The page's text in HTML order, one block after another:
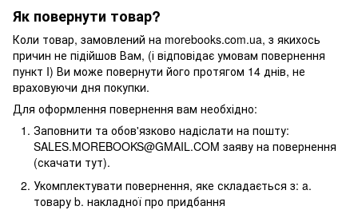
Як повернути товар?
Коли товар, замовлений на morebooks.com.ua, з якихось
причин не підійшов Вам, (і відповідає умовам повернення
пункт I) Ви може повернути його протягом 14 днів, не
враховуючи дня покупки.
Для оформлення повернення вам необхідно:
Заповнити та обов'язково надіслати на пошту:
SALES.MOREBOOKS@GMAIL.COM заяву на повернення
(скачати тут).
Укомплектувати повернення, яке складається з: a.
товару b. накладної про придбання